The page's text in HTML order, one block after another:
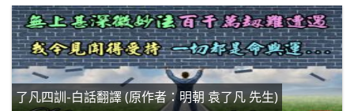
了凡四訓-白話翻譯 (原作者：明朝 袁了凡 先生)